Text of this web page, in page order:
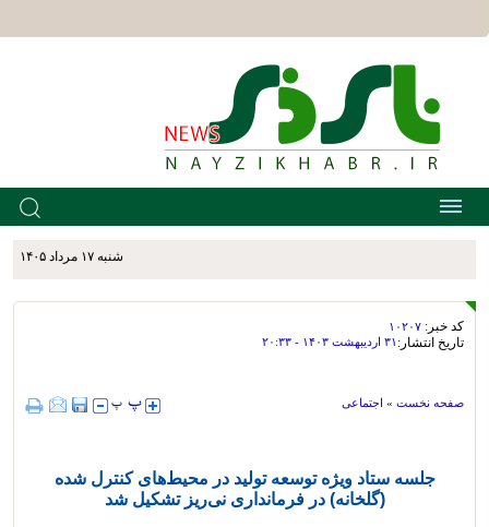
شنبه ۱۷ مرداد ۱۴۰۵
کد خبر: ۱۰۲۰۷
تاریخ انتشار: ۳۱ ارديبهشت ۱۴۰۳ - ۲۰:۳۳
صفحه نخست » اجتماعی
جلسه ستاد ویژه توسعه تولید در محیط‌های کنترل شده
(گلخانه) در فرمانداری نی‌ریز تشکیل شد